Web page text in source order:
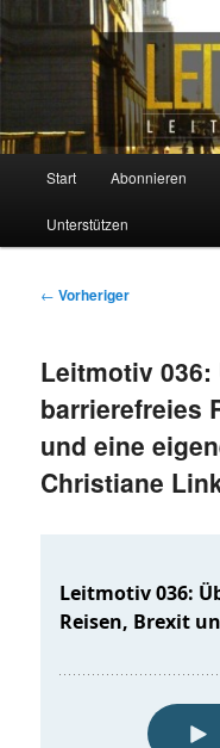
primären
Inhalt
Leitmotiv
Start Abonnieren
Unterstützen
Beitragsnavigation
← Vorheriger
Leitmotiv
barrierefreies
und eine
Christiane